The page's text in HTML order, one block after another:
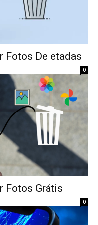
Fotos Deletadas
0
Fotos Grátis
0